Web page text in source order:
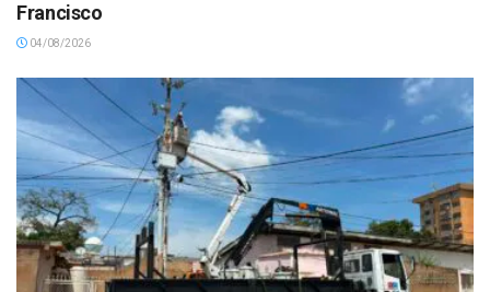
Francisco
04/08/2026